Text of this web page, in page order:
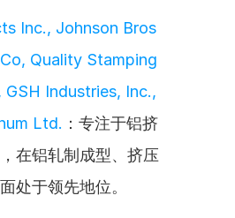
Inc., Johnson Bros
Quality Stamping
GSH Industries, Inc.,
Ltd. ：专注于铝挤
在铝轧制成型、挤压
处于领先地位。